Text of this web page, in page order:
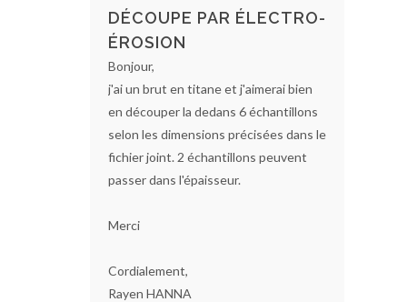
DÉCOUPE PAR ÉLECTRO-
ÉROSION
Bonjour,
j'ai un brut en titane et j'aimerai bien
en découper la dedans 6 échantillons
selon les dimensions précisées dans le
fichier joint. 2 échantillons peuvent
passer dans l'épaisseur.
Merci
Cordialement,
Rayen HANNA